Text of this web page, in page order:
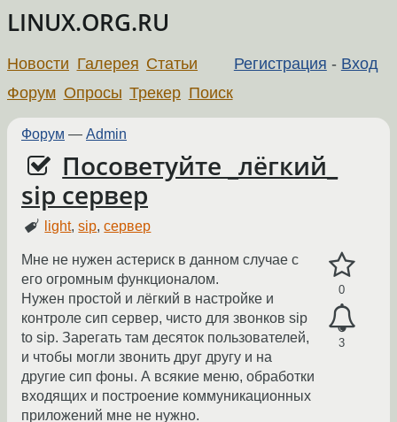
LINUX.ORG.RU
Регистрация - Вход
Новости Галерея Статьи
Форум Опросы Трекер Поиск
Форум — Admin
Посоветуйте _лёгкий_
sip сервер
light,sip,сервер
0
3
Мне не нужен астериск в данном случае с
его огромным функционалом.
Нужен простой и лёгкий в настройке и
контроле сип сервер, чисто для звонков sip
to sip. Зарегать там десяток пользователей,
и чтобы могли звонить друг другу и на
другие сип фоны. А всякие меню, обработки
входящих и построение коммуникационных
приложений мне не нужно.